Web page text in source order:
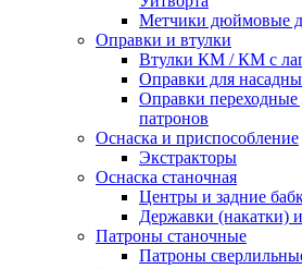
Метчики дюймовые
Оправки и втулки
Втулки КМ / КМ с
Оправки для
Оправки переходные
патронов
Оснаска и приспособление
Экстракторы
Оснаска станочная
Центры и задние
Державки (накатки)
Патроны станочные
Патроны